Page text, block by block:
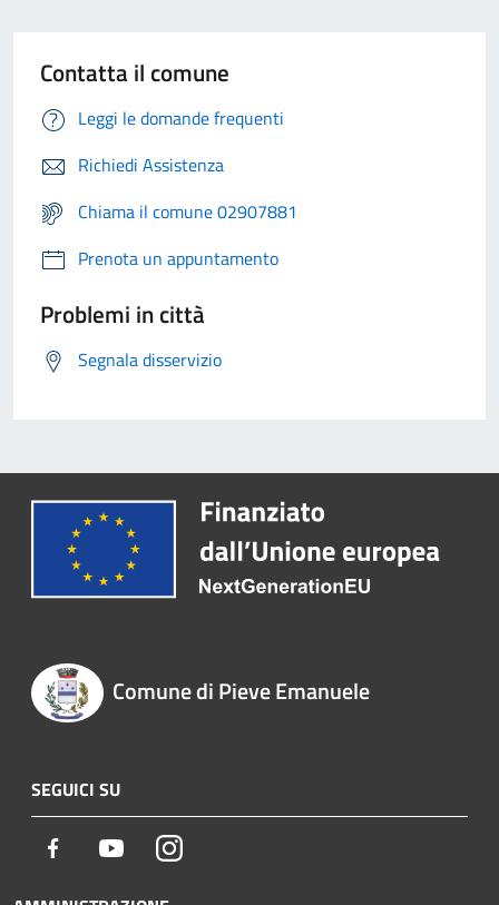
Contatta il comune
Leggi le domande frequenti
Richiedi Assistenza
Chiama il comune 02907881
Prenota un appuntamento
Problemi in città
Segnala disservizio
Comune di Pieve Emanuele
SEGUICI SU
Facebook YoutubeInstagram